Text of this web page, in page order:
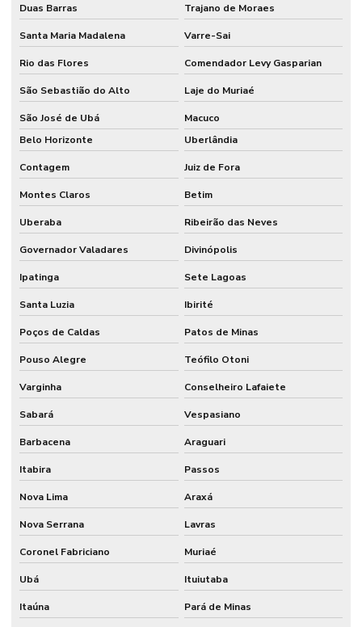
Duas Barras Trajano de Moraes
Santa Maria Madalena Varre-Sai
Rio das Flores Comendador Levy Gasparian
São Sebastião do Alto Laje do Muriaé
São José de Ubá
Macuco
Belo Horizonte
Uberlândia
Contagem Juiz de Fora
Montes Claros Betim
Uberaba Ribeirão das Neves
Governador Valadares Divinópolis
Ipatinga Sete Lagoas
Santa Luzia Ibirité
Poços de Caldas Patos de Minas
Pouso Alegre Teófilo Otoni
Varginha Conselheiro Lafaiete
Sabará Vespasiano
Barbacena Araguari
Itabira Passos
Nova Lima Araxá
Nova Serrana Lavras
Coronel Fabriciano Muriaé
Ubá Ituiutaba
Itaúna Pará de Minas